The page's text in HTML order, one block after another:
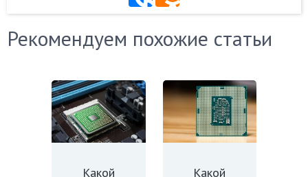
Рекомендуем похожие статьи
Какой
Какой